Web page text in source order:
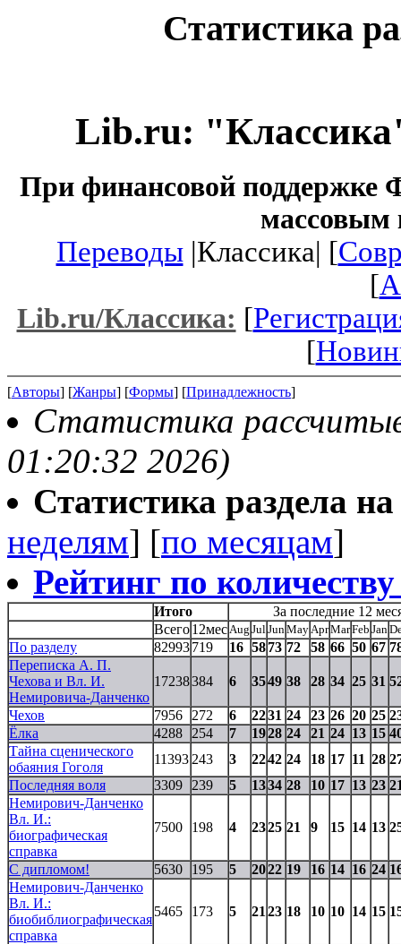
Статистика
Lib.ru:
При финансовой поддержке
массовым
Переводы|Классика| [
[
Lib.ru/Классика: [
[
[Авторы] [Жанры] [Формы] [Принадлежность]
Статистика
01:20:32 2026)
Статистика раздела
неделям] [по месяцам]
Рейтинг по
Итого
За последние 12
Всего12мес Aug Jul Jun May AprMarFeb Jan
По разделу 82993719 16 5873 72 58 66 50 67
Переписка А. П.
Чехова и Вл. И.
Немировича-Данченко
17238384 6 3549 38 28 34 25 31
Чехов 7956 272 6 2231 24 23 26 20 25
Ёлка
4288 254 7 1928 24 21 24 13 15
Тайна сценического
обаяния Гоголя
11393 243 3 2242 24 18 17 11 28
Последняя воля
3309 239 5 1334 28 10 17 13 23
Немирович-Данченко
Вл. И.:
биографическая
справка
7500 198 4 2325 21 9 15 14 13
С дипломом! 5630 195 5 2022 19 16 14 16 24
Немирович-Данченко
Вл. И.:
биобиблиографическая
справка
5465 173 5 21 23 18 10 10 14 15